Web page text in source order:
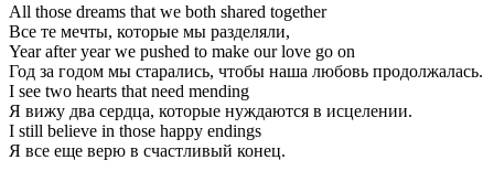
All those dreams that we both shared together
Все те мечты, которые мы разделяли,
Year after year we pushed to make our love go on
Год за годом мы старались, чтобы наша любовь продолжалась.
I see two hearts that need mending
Я вижу два сердца, которые нуждаются в исцелении.
I still believe in those happy endings
Я все еще верю в счастливый конец.